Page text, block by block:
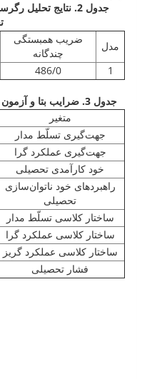
جدول 2. نتایج
مدل
ضریب همبستگی
چندگانه
1
486/0
جدول 3 . ضرایب بتا و آزمون
متغیر
جهت‌گیری تسلّط مدار
جهت‌گیری عملکرد گرا
خود کارآمدی تحصیلی
راهبردهای خود ناتوان‌سازی
تحصیلی
ساختار کلاسی تسلّط مدار
ساختار کلاسی عملکرد گرا
ساختار کلاسی عملکرد گریز
فشار تحصیلی